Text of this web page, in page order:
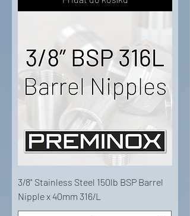
3/8" Stainless Steel 150lb BSP Barrel
Nipple x 40mm 316/L